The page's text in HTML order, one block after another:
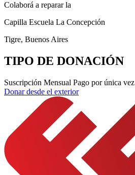
Colaborá a reparar la
Capilla Escuela La Concepción
Tigre, Buenos Aires
TIPO DE DONACIÓN
Suscripción Mensual Pago por única vez
Donar desde el exterior